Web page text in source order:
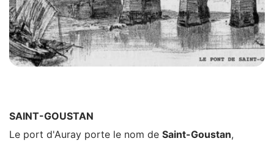
SAINT-GOUSTAN
Le port d'Auray porte le nom de Saint-Goustan,